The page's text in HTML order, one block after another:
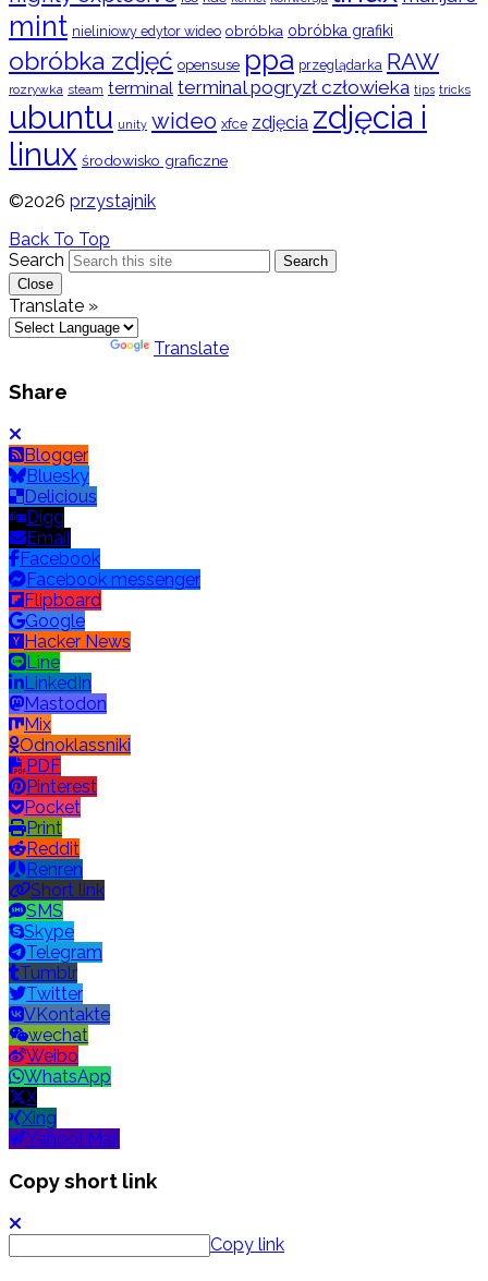
mint nieliniowy edytor wideo obróbka obróbka grafiki
obróbka zdjęć opensuse ppa przeglądarka RAW
rozrywka steam terminal terminal pogryzł człowieka tips tricks
ubuntu unity wideo xfce zdjęcia zdjęcia i
linux środowisko graficzne
©2026 przystajnik
Back To Top
Search
Search
Close
Translate »
Translate
Share
Blogger
Bluesky
Delicious
Digg
Email
Facebook
Facebook messenger
Flipboard
Google
Hacker News
Line
LinkedIn
Mastodon
Mix
Odnoklassniki
PDF
Pinterest
Pocket
Print
Reddit
Renren
Short link
SMS
Skype
Telegram
Tumblr
Twitter
VKontakte
wechat
Weibo
WhatsApp
X
Xing
Yahoo! Mail
Copy short link
Copy link